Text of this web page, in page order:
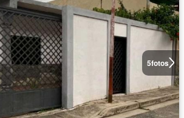
5fotos